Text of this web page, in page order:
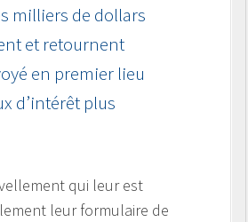
milliers de dollars
et retournent
en premier lieu
d’intérêt plus
qui leur est
leur formulaire de